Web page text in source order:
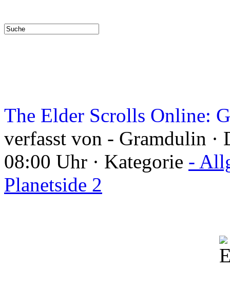
The Elder Scrolls Online:
verfasst von - Gramdulin ·
08:00 Uhr · Kategorie -
Planetside 2